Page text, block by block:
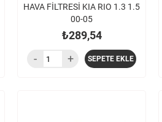
HAVA FİLTRESİ KIA RIO 1.3 1.5
00-05
₺289,54
SEPETE EKLE